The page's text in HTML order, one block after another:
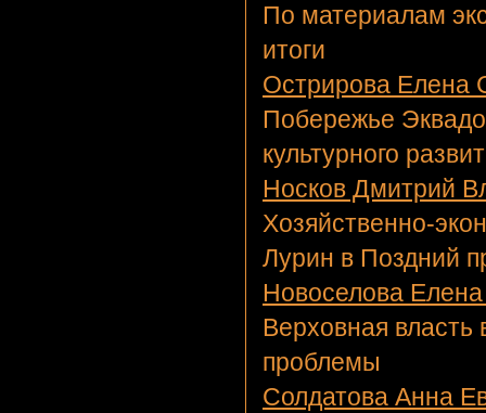
По материалам
итоги
Острирова Елена
Побережье
культурного
Носков Дмитрий
Хозяйственно-
Лурин в Поздний
Новоселова
Верховная власть
проблемы
Солдатова Анна